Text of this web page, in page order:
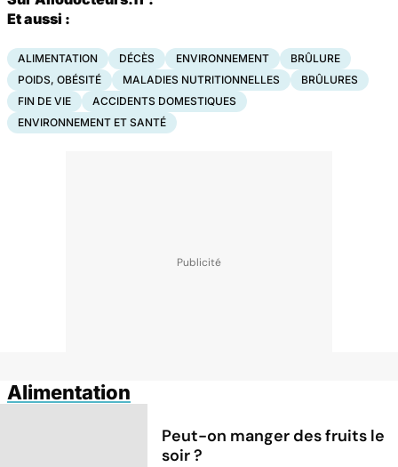
Et aussi :
ALIMENTATION DÉCÈS ENVIRONNEMENT
BRÛLURE
POIDS, OBÉSITÉ
MALADIES NUTRITIONNELLES
BRÛLURES
FIN DE VIE
ACCIDENTS DOMESTIQUES
ENVIRONNEMENT ET SANTÉ
Alimentation
Peut-on manger des fruits le
soir ?